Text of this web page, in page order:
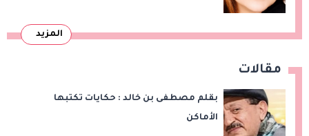
المزيد
مقالات
بقلم مصطفى بن خالد : حكايات تكتبها
الأماكن